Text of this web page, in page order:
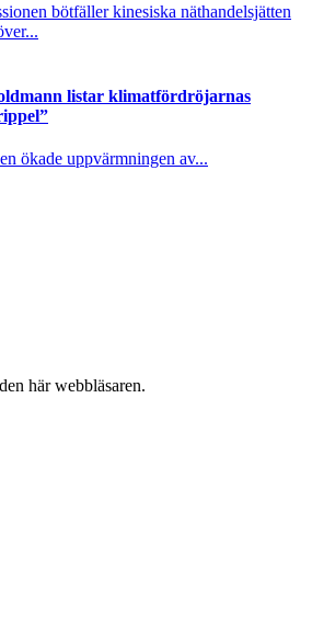
bötfäller kinesiska näthandelsjätten
listar klimatfördröjarnas
ökade uppvärmningen av...
här webbläsaren.